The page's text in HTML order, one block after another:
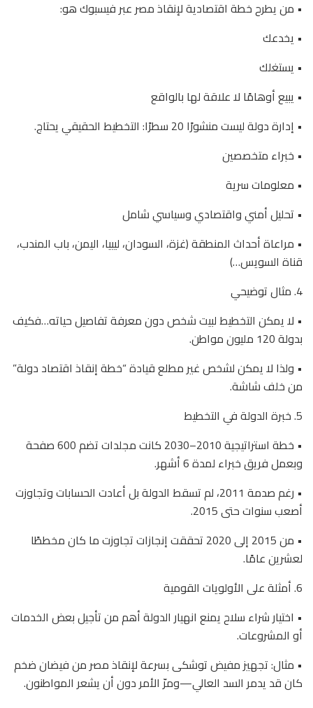
• من يطرح خطة اقتصادية لإنقاذ مصر عبر فيسبوك هو:
• يخدعك
• يستغلك
• يبيع أوهامًا لا علاقة لها بالواقع
• إدارة دولة ليست منشورًا 20 سطرًا: التخطيط الحقيقي يحتاج.
• خبراء متخصصين
• معلومات سرية
• تحليل أمني واقتصادي وسياسي شامل
• مراعاة أحداث المنطقة (غزة، السودان، ليبيا، اليمن، باب المندب،
قناة السويس…)
4. مثال توضيحي
• لا يمكن التخطيط لبيت شخص دون معرفة تفاصيل حياته…فكيف
بدولة 120 مليون مواطن.
• ولذا لا يمكن لشخص غير مطلع قيادة “خطة إنقاذ اقتصاد دولة”
من خلف شاشة.
5. خبرة الدولة في التخطيط
• خطة استراتيجية 2010–2030 كانت مجلدات تضم 600 صفحة
وبعمل فريق خبراء لمدة 6 أشهر.
• رغم صدمة 2011، لم تسقط الدولة بل أعادت الحسابات وتجاوزت
أصعب سنوات حتى 2015.
• من 2015 إلى 2020 تحققت إنجازات تجاوزت ما كان مخططًا
لعشرين عامًا.
6. أمثلة على الأولويات القومية
• اختيار شراء سلاح يمنع انهيار الدولة أهم من تأجيل بعض الخدمات
أو المشروعات.
• مثال: تجهيز مفيض توشكى بسرعة لإنقاذ مصر من فيضان ضخم
كان قد يدمر السد العالي—ومرّ الأمر دون أن يشعر المواطنون.